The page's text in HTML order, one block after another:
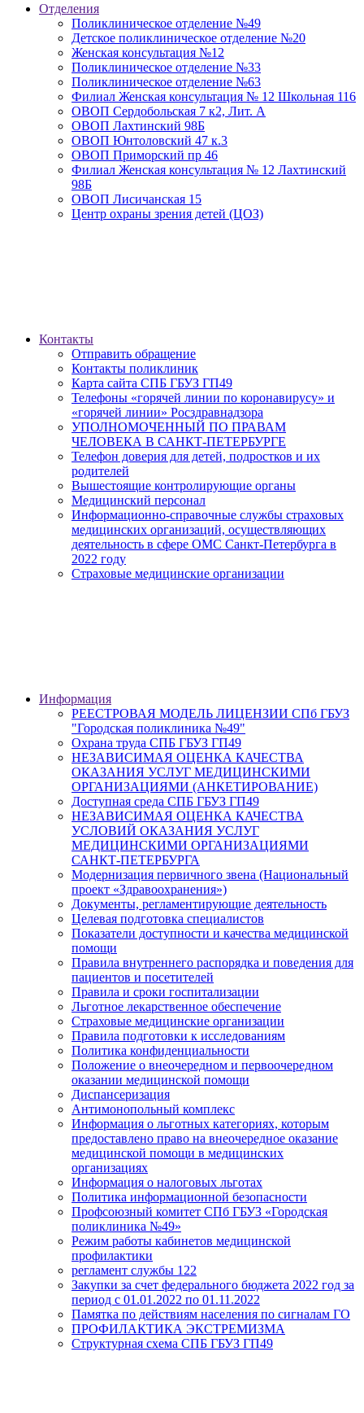
Отделения
Поликлиническое отделение №49
Детское поликлиническое отделение №20
Женская консультация №12
Поликлиническое отделение №33
Поликлиническое отделение №63
Филиал Женская консультация № 12 Школьная 116
ОВОП Сердобольская 7 к2, Лит. А
ОВОП Лахтинский 98Б
ОВОП Юнтоловский 47 к.3
ОВОП Приморский пр 46
Филиал Женская консультация № 12 Лахтинский
98Б
ОВОП Лисичанская 15
Центр охраны зрения детей (ЦОЗ)
Контакты
Отправить обращение
Контакты поликлиник
Карта сайта СПБ ГБУЗ ГП49
Телефоны «горячей линии по коронавирусу» и
«горячей линии» Росздравнадзора
УПОЛНОМОЧЕННЫЙ ПО ПРАВАМ
ЧЕЛОВЕКА В САНКТ-ПЕТЕРБУРГЕ
Телефон доверия для детей, подростков и их
родителей
Вышестоящие контролирующие органы
Медицинский персонал
Информационно-справочные службы страховых
медицинских организаций, осуществляющих
деятельность в сфере ОМС Санкт-Петербурга в
2022 году
Страховые медицинские организации
Информация
РЕЕСТРОВАЯ МОДЕЛЬ ЛИЦЕНЗИИ СПб ГБУЗ
"Городская поликлиника №49"
Охрана труда СПБ ГБУЗ ГП49
НЕЗАВИСИМАЯ ОЦЕНКА КАЧЕСТВА
ОКАЗАНИЯ УСЛУГ МЕДИЦИНСКИМИ
ОРГАНИЗАЦИЯМИ (АНКЕТИРОВАНИЕ)
Доступная среда СПБ ГБУЗ ГП49
НЕЗАВИСИМАЯ ОЦЕНКА КАЧЕСТВА
УСЛОВИЙ ОКАЗАНИЯ УСЛУГ
МЕДИЦИНСКИМИ ОРГАНИЗАЦИЯМИ
САНКТ-ПЕТЕРБУРГА
Модернизация первичного звена (Национальный
проект «Здравоохранения»)
Документы, регламентирующие деятельность
Целевая подготовка специалистов
Показатели доступности и качества медицинской
помощи
Правила внутреннего распорядка и поведения для
пациентов и посетителей
Правила и сроки госпитализации
Льготное лекарственное обеспечение
Страховые медицинские организации
Правила подготовки к исследованиям
Политика конфиденциальности
Положение о внеочередном и первоочередном
оказании медицинской помощи
Диспансеризация
Антимонопольный комплекс
Информация о льготных категориях, которым
предоставлено право на внеочередное оказание
медицинской помощи в медицинских
организациях
Информация о налоговых льготах
Политика информационной безопасности
Профсоюзный комитет СПб ГБУЗ «Городская
поликлиника №49»
Режим работы кабинетов медицинской
профилактики
регламент службы 122
Закупки за счет федерального бюджета 2022 год за
период с 01.01.2022 по 01.11.2022
Памятка по действиям населения по сигналам ГО
ПРОФИЛАКТИКА ЭКСТРЕМИЗМА
Структурная схема СПБ ГБУЗ ГП49